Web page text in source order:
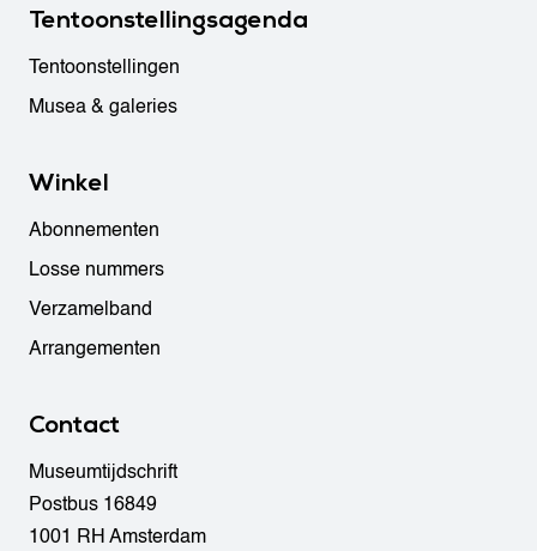
Tentoonstellingsagenda
Tentoonstellingen
Musea & galeries
Winkel
Abonnementen
Losse nummers
Verzamelband
Arrangementen
Contact
Museumtijdschrift
Postbus 16849
1001 RH Amsterdam